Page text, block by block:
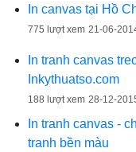
In canvas tại Hồ
775 lượt xem 21-06-
In tranh canvas
Inkythuatso.com
188 lượt xem 28-12-
In tranh canvas -
tranh bền màu